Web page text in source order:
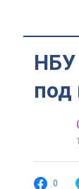
НБУ
под
0